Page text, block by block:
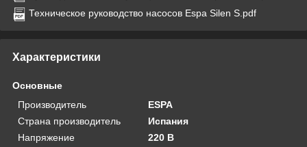
Техническое руководство насосов Espa Silen S.pdf
Характеристики
Основные
Производитель
ESPA
Страна производитель
Испания
Напряжение
220 В